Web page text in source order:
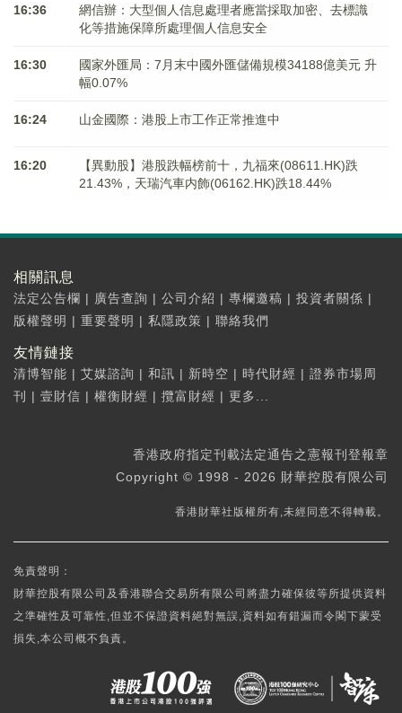
16:36
網信辦：大型個人信息處理者應當採取加密、去標識
化等措施保障所處理個人信息安全
16:30
國家外匯局：7月末中國外匯儲備規模34188億美元 升
幅0.07%
16:24 山金國際：港股上市工作正常推進中
16:20
【異動股】港股跌幅榜前十，九福來(08611.HK)跌
21.43%，天瑞汽車内飾(06162.HK)跌18.44%
相關訊息
法定公告欄 | 廣告查詢 | 公司介紹 | 專欄邀稿 | 投資者關係 |
版權聲明 | 重要聲明 | 私隱政策 | 聯絡我們
友情鏈接
清博智能 | 艾媒諮詢 | 和訊 | 新時空 | 時代財經 | 證券市場周
刊
| 壹財信 | 權衡財經 | 攬富財經 | 更多...
香港政府指定刊載法定通告之憲報刊登報章
Copyright © 1998 - 2026 財華控股有限公司
香港財華社版權所有,未經同意不得轉載。
免責聲明：
財華控股有限公司及香港聯合交易所有限公司將盡力確保彼等所提供資料
之準確性及可靠性,但並不保證資料絕對無誤,資料如有錯漏而令閣下蒙受
損失,本公司概不負責。